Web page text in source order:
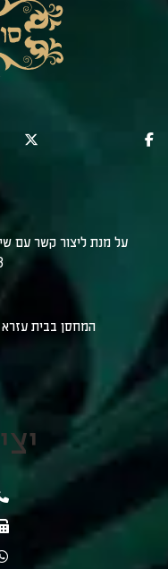
על מנת ליצור קשר עם
המחסן בבית